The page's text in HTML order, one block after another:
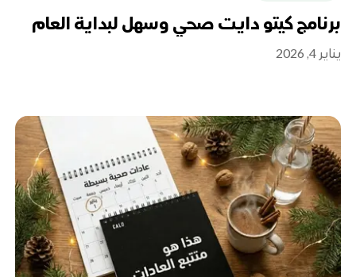
برنامج كيتو دايت صحي وسهل لبداية العام
يناير 4, 2026